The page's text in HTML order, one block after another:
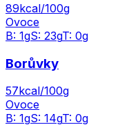
89kcal/100g
Ovoce
B: 1gS: 23gT: 0g
Borůvky
57kcal/100g
Ovoce
B: 1gS: 14gT: 0g